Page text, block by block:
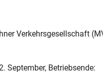
Verkehrsgesellschaft
September, Betriebsende: